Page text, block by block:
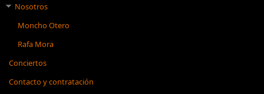
Nosotros
Moncho Otero
Rafa Mora
Conciertos
Contacto y contratación